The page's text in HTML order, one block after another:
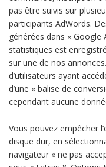
pas être suivis sur
participants AdWords.
générées dans « Google
statistiques est
sur une de nos
d’utilisateurs ayant
d’une « balise de
cependant aucune
Vous pouvez empêcher
disque dur, en
navigateur « ne pas